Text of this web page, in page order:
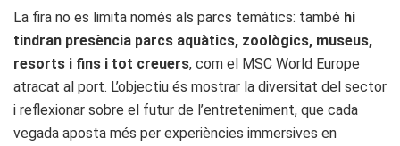
La fira no es limita només als parcs temàtics: també hi
tindran presència parcs aquàtics, zoològics, museus,
resorts i fins i tot creuers, com el MSC World Europe
atracat al port. L’objectiu és mostrar la diversitat del sector
i reflexionar sobre el futur de l’entreteniment, que cada
vegada aposta més per experiències immersives en